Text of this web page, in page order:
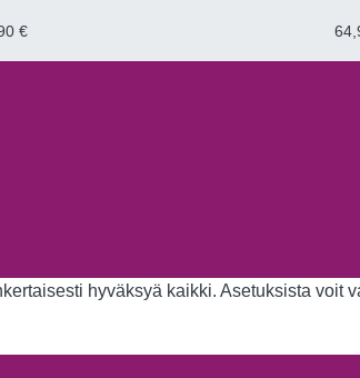
€
hyväksyä kaikki. Asetuksista voit